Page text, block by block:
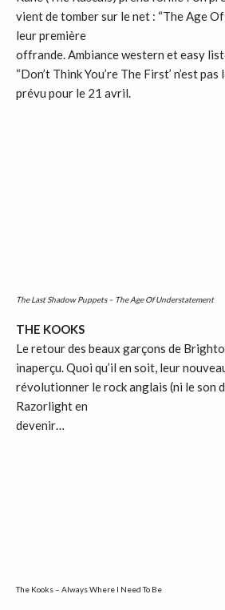
vient de tomber sur le net : “The Age
leur première
offrande. Ambiance western et easy
“Don’t Think You’re The First’ n’est
prévu pour le 21 avril.
The Last Shadow Puppets – The Age Of Understatement
THE KOOKS
Le retour des beaux garçons de
inaperçu. Quoi qu’il en soit, leur
révolutionner le rock anglais (ni le son
Razorlight en
devenir…
The Kooks – Always Where I Need To Be